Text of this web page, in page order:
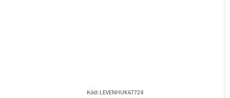
Kód: LEVENHUK67724